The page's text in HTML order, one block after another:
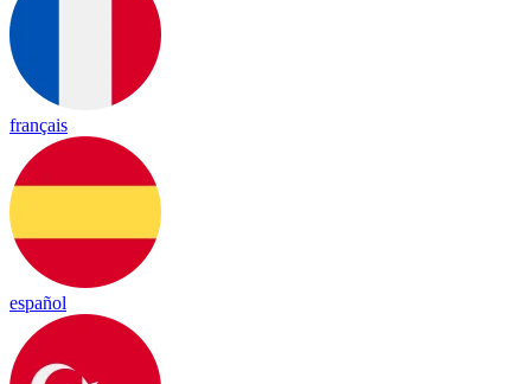
français
español